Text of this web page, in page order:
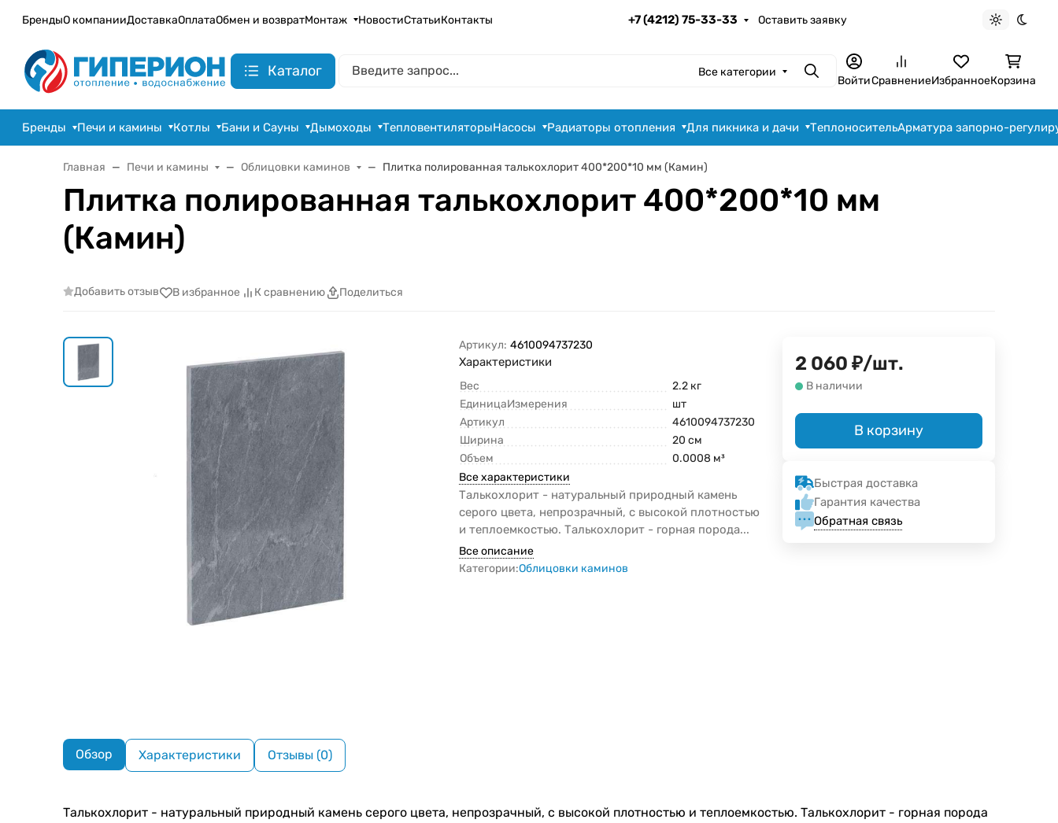
БрендыО компанииДоставкаОплатаОбмен и возвратМонтаж НовостиСтатьиКонтакты +7 (4212) 75-33-33 Оставить заявку
Светлая
Каталог Все категории ПоискВойтиСравнениеИзбранноеКорзина
Бренды Печи и камины Котлы Бани и Сауны Дымоходы ТепловентиляторыНасосы Радиаторы отопления Для пикника и дачи ТеплоносительАрматура запорно-
Главная Печи и камины Облицовки каминов Плитка полированная талькохлорит 400*200*10 мм (Камин)
Плитка полированная талькохлорит 400*200*10 мм
(Камин)
Добавить отзыв В избранное К сравнению Поделиться
Артикул: 4610094737230
Характеристики
Вес
2.2 кг
ЕдиницаИзмерения
шт
Артикул
4610094737230
Ширина
20 см
Объем
0.0008 м³
Все характеристики
Талькохлорит - натуральный природный камень
серого цвета, непрозрачный, с высокой плотностью
и теплоемкостью. Талькохлорит - горная порода...
Все описание
Категории:Облицовки каминов
2 060 ₽/шт.
В наличии
В корзину
Быстрая доставка
Гарантия качества
Обратная связь
Обзор Характеристики Отзывы (0)
Талькохлорит - натуральный природный камень серого цвета, непрозрачный, с высокой плотностью и теплоемкостью. Талькохлорит - горная порода